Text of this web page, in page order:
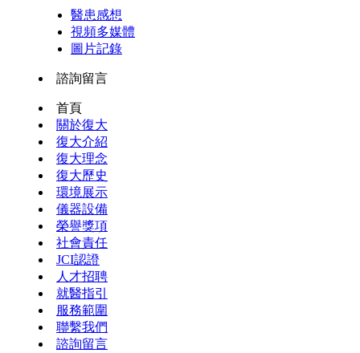
醫患感想
視頻多媒體
圖片記錄
諮詢留言
首頁
關於復大
復大介紹
復大理念
復大歷史
環境展示
儀器設備
榮譽獎項
社會責任
JCI認證
人才招聘
就醫指引
服務範圍
聯繫我們
諮詢留言